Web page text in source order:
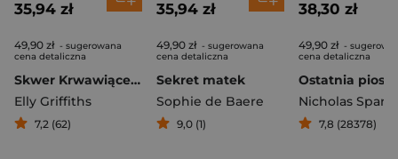
35,94 zł
49,90 zł - sugerowana
cena detaliczna
Skwer Krwawiącego Serca
Elly Griffiths
7,2 (62)
35,94 zł
49,90 zł - sugerowana
cena detaliczna
Sekret matek
Sophie de Baere
9,0 (1)
38,30 zł
49,90 zł -
cena detaliczna
Ostatnia
Nicholas
7,8 (28378)